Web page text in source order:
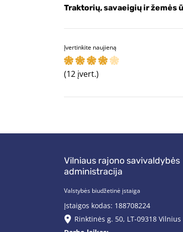
Traktorių, savaeigių ir žemės
Įvertinkite naujieną
(12 įvert.)
Vilniaus rajono savivaldybės
administracija
Valstybės biudžetinė įstaiga
Įstaigos kodas: 188708224
Rinktinės g. 50, LT-09318 Vilnius